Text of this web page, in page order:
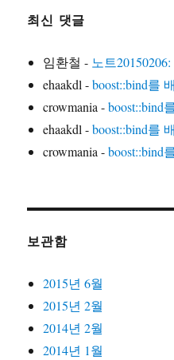
최신 댓글
임환철 - 노트
ehaakdl-boost::bind를
crowmania-boost::bind
ehaakdl-boost::bind를
crowmania-boost::bind
보관함
2015년 6월
2015년 2월
2014년 2월
2014년 1월